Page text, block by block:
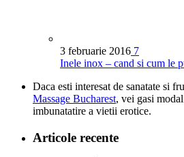
3 februarie 2016 7
Inele inox – cand si cum le
Daca esti interesat de sanatate si
Massage Bucharest, vei gasi
imbunatatire a vietii erotice.
Articole recente